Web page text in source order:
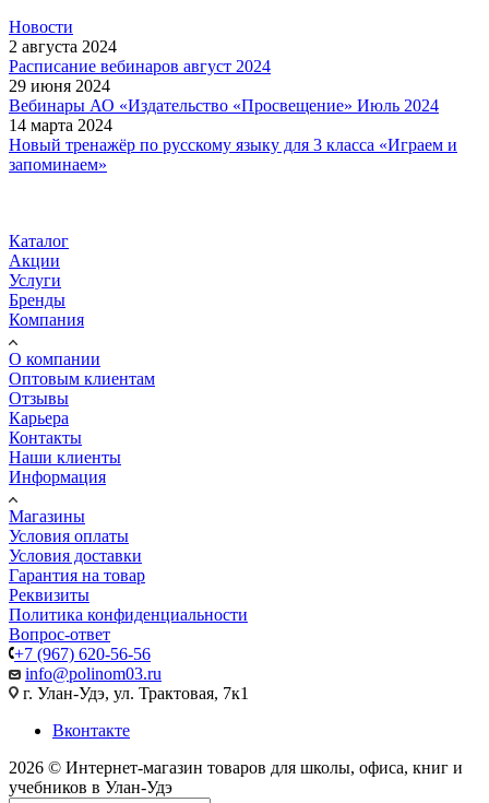
Новости
2 августа 2024
Расписание вебинаров август 2024
29 июня 2024
Вебинары АО «Издательство «Просвещение» Июль 2024
14 марта 2024
Новый тренажёр по русскому языку для 3 класса «Играем и
запоминаем»
Каталог
Акции
Услуги
Бренды
Компания
О компании
Оптовым клиентам
Отзывы
Карьера
Контакты
Наши клиенты
Информация
Магазины
Условия оплаты
Условия доставки
Гарантия на товар
Реквизиты
Политика конфиденциальности
Вопрос-ответ
+7 (967) 620-56-56
info@polinom03.ru
г. Улан-Удэ, ул. Трактовая, 7к1
Вконтакте
2026 © Интернет-магазин товаров для школы, офиса, книг и
учебников в Улан-Удэ